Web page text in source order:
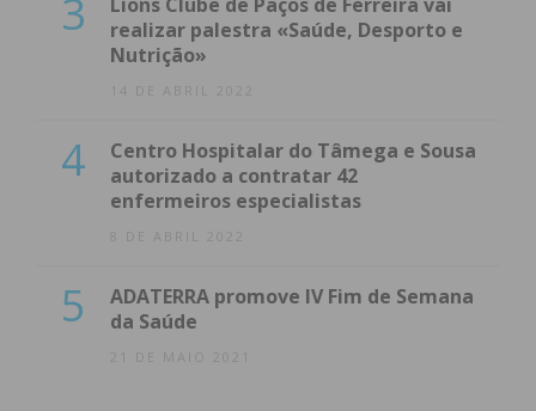
Subscreva a newsletter do
3
realizar palestra «Saúde, Desporto e
Nutrição»
14 DE ABRIL 2022
4
Centro Hospitalar do Tâmega e Sousa
autorizado a contratar 42
enfermeiros especialistas
8 DE ABRIL 2022
5
ADATERRA promove IV Fim de Semana
da Saúde
21 DE MAIO 2021